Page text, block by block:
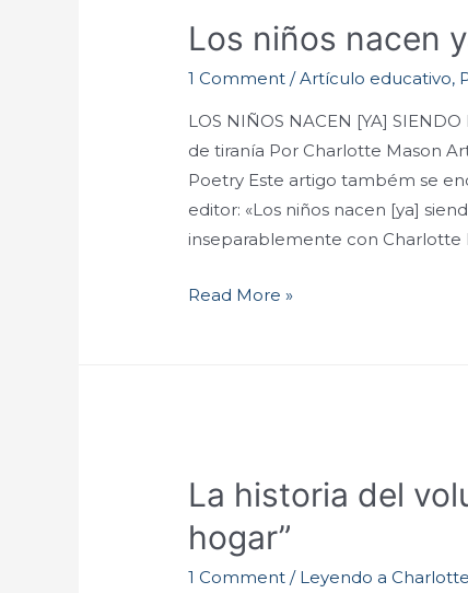
Los niños nacen
1 Comment /Artículo educativo,
LOS NIÑOS NACEN [YA]
de tiranía Por Charlotte Mason
Poetry Este artigo também se
editor: «Los niños nacen [ya]
inseparablemente con Charlotte
Read More »
La historia del
hogar”
1 Comment / Leyendo a